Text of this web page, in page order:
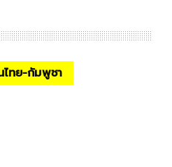
ไทย-กัมพูชา